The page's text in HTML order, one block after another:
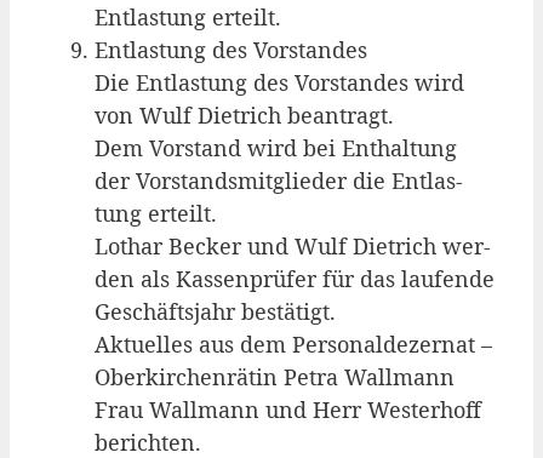
Ent­las­tung erteilt.
Ent­las­tung des Vor­stan­des
Die Ent­las­tung des Vor­stan­des wird
von Wulf Diet­rich bean­tragt.
Dem Vor­stand wird bei Ent­hal­tung
der Vor­stands­mit­glie­der die Ent­las­
tung erteilt.
Lothar Becker und Wulf Diet­rich wer­
den als Kas­sen­prü­fer für das lau­fen­de
Geschäfts­jahr bestä­tigt.
Aktu­el­les aus dem Per­so­nal­de­zer­nat –
Ober­kir­chen­rä­tin Petra Wall­mann
Frau Wall­mann und Herr Wes­ter­hoff
berich­ten.